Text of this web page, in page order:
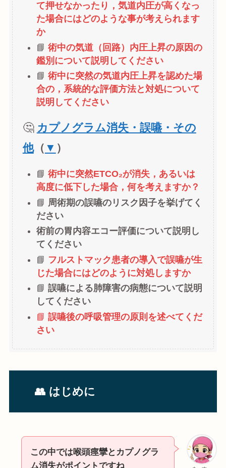
て押せなかったり，気道内圧が高くなっ
た場合にはどのような事が考えられます
か
📘 術中の気道（回路）内圧上昇の原因の
鑑別について説明してください
📘 術中に突然の気道内圧上昇を認めた場
合の，系統的な評価方法と対処について
説明してください
🤔 カプノグラム消失・誤嚥・その
他（ ▼ ）
📘 術中に突然ETCO₂が消失，あるいは
高度に低下した場合，何を考えますか？
📘 周術期の誤嚥のリスク因子を挙げてく
ださい
術前の胃内容エコー評価について説明し
てください
📘 フルストマック患者の導入で誤嚥が生
じた場合にはどのように対処しますか
📘 誤嚥による肺障害の病態について説明
してください
📘 誤嚥後の呼吸管理の原則を述べてくだ
さい
👥 はじめに
この中では喉頭痙攣とカプノグラ
ム消失がポイントですね